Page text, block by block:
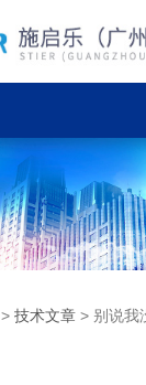
>技术文章 > 别说我